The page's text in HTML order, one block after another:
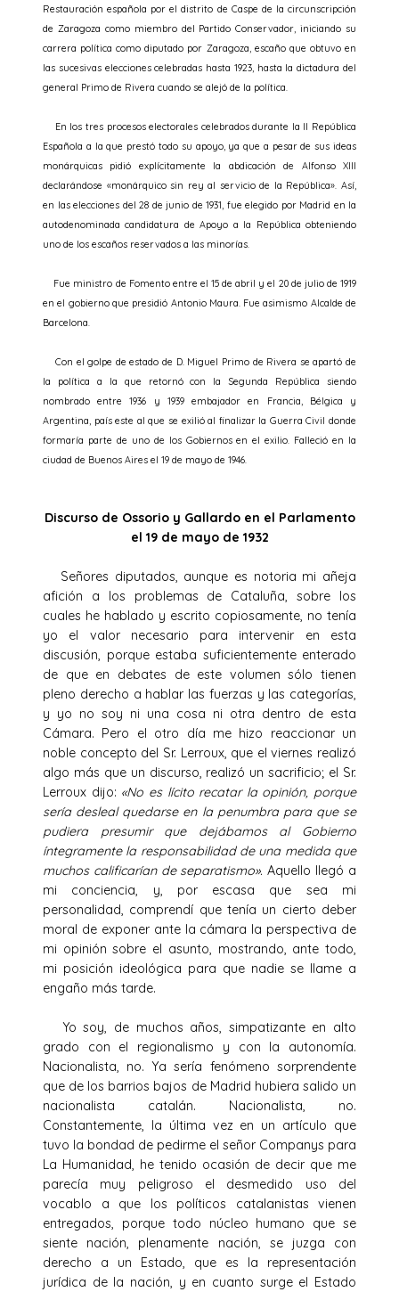
Restauración española por el distrito de Caspe de la circunscripción
de Zaragoza como miembro del Partido Conservador, iniciando su
carrera política como diputado por Zaragoza, escaño que obtuvo en
las sucesivas elecciones celebradas hasta 1923, hasta la dictadura del
general Primo de Rivera cuando se alejó de la política.
En los tres procesos electorales celebrados durante la II República
Española a la que prestó todo su apoyo, ya que a pesar de sus ideas
monárquicas pidió explícitamente la abdicación de Alfonso XIII
declarándose «monárquico sin rey al servicio de la República». Así,
en las elecciones del 28 de junio de 1931, fue elegido por Madrid en la
autodenominada candidatura de Apoyo a la República obteniendo
uno de los escaños reservados a las minorías.
Fue ministro de Fomento entre el 15 de abril y el 20 de julio de 1919
en el gobierno que presidió Antonio Maura. Fue asimismo Alcalde de
Barcelona.
Con el golpe de estado de D. Miguel Primo de Rivera se apartó de
la política a la que retornó con la Segunda República siendo
nombrado entre 1936 y 1939 embajador en Francia, Bélgica y
Argentina, país este al que se exilió al finalizar la Guerra Civil donde
formaría parte de uno de los Gobiernos en el exilio. Falleció en la
ciudad de Buenos Aires el 19 de mayo de 1946.
Discurso de Ossorio y Gallardo en el Parlamento
el 19 de mayo de 1932
Señores diputados, aunque es notoria mi añeja
afición a los problemas de Cataluña, sobre los
cuales he hablado y escrito copiosamente, no tenía
yo el valor necesario para intervenir en esta
discusión, porque estaba suficientemente enterado
de que en debates de este volumen sólo tienen
pleno derecho a hablar las fuerzas y las categorías,
y yo no soy ni una cosa ni otra dentro de esta
Cámara. Pero el otro día me hizo reaccionar un
noble concepto del Sr. Lerroux, que el viernes realizó
algo más que un discurso, realizó un sacrificio; el Sr.
Lerroux dijo: «No es lícito recatar la opinión, porque
sería desleal quedarse en la penumbra para que se
pudiera presumir que dejábamos al Gobierno
íntegramente la responsabilidad de una medida que
muchos calificarían de separatismo».Aquello llegó a
mi conciencia, y, por escasa que sea mi
personalidad, comprendí que tenía un cierto deber
moral de exponer ante la cámara la perspectiva de
mi opinión sobre el asunto, mostrando, ante todo,
mi posición ideológica para que nadie se llame a
engaño más tarde.
Yo soy, de muchos años, simpatizante en alto
grado con el regionalismo y con la autonomía.
Nacionalista, no. Ya sería fenómeno sorprendente
que de los barrios bajos de Madrid hubiera salido un
nacionalista catalán. Nacionalista, no.
Constantemente, la última vez en un artículo que
tuvo la bondad de pedirme el señor Companys para
La Humanidad, he tenido ocasión de decir que me
parecía muy peligroso el desmedido uso del
vocablo a que los políticos catalanistas vienen
entregados, porque todo núcleo humano que se
siente nación, plenamente nación, se juzga con
derecho a un Estado, que es la representación
jurídica de la nación, y en cuanto surge el Estado